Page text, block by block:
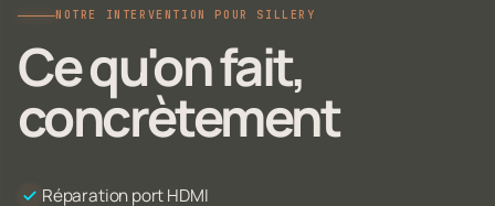
NOTRE INTERVENTION POUR SILLERY
Ce qu'on fait,
concrètement
Réparation port HDMI